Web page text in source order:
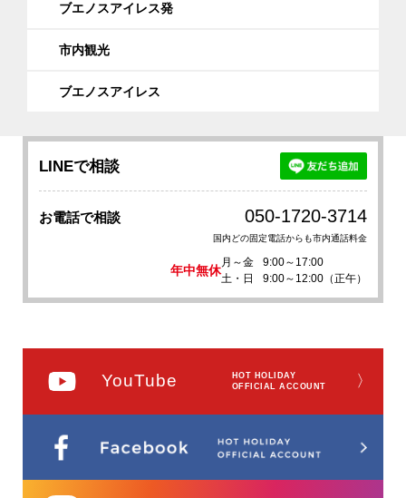
ブエノスアイレス発
市内観光
ブエノスアイレス
LINEで相談
お電話で相談 050-1720-3714
国内どの固定電話からも市内通話料金
年中無休
月～金
9:00～17:00
土・日
9:00～12:00（正午）
YouTube
HOT HOLIDAY
OFFICIAL ACCOUNT
〉